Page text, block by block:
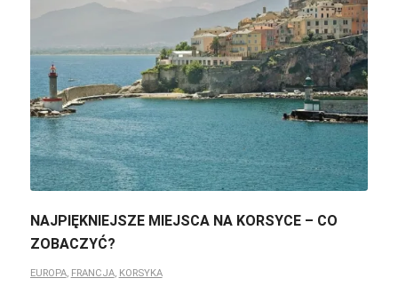
NAJPIĘKNIEJSZE MIEJSCA NA KORSYCE – CO
ZOBACZYĆ?
EUROPA, FRANCJA, KORSYKA